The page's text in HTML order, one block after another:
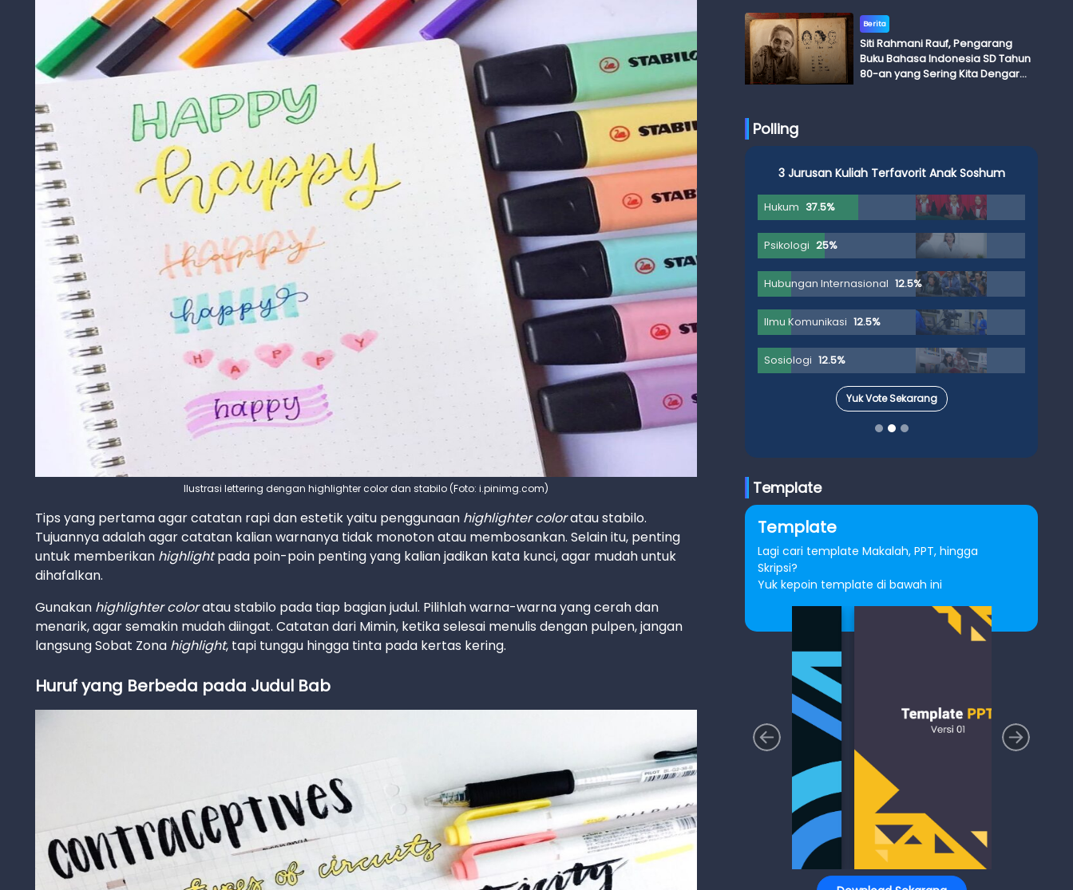
Ilustrasi lettering dengan highlighter color dan stabilo (Foto: i.pinimg.com)
Tips yang pertama agar catatan rapi dan estetik yaitu penggunaan highlighter coloratau stabilo.
Tujuannya adalah agar catatan kalian warnanya tidak monoton atau membosankan. Selain itu, penting
untuk memberikan highlightpada poin-poin penting yang kalian jadikan kata kunci, agar mudah untuk
dihafalkan.
Gunakan highlighter coloratau stabilo pada tiap bagian judul. Pilihlah warna-warna yang cerah dan
menarik, agar semakin mudah diingat. Catatan dari Mimin, ketika selesai menulis dengan pulpen, jangan
langsung Sobat Zona highlight, tapi tunggu hingga tinta pada kertas kering.
Huruf yang Berbeda pada Judul Bab
Berita
Siti Rahmani Rauf, Pengarang
Buku Bahasa Indonesia SD Tahun
80-an yang Sering Kita Dengar
Polling
3 Jurusan Kuliah Terfavorit Anak Soshum
Hukum 37.5%
Psikologi 25%
Hubungan Internasional 12.5%
Ilmu Komunikasi 12.5%
Sosiologi 12.5%
Yuk Vote Sekarang
Template
Template
Lagi cari template Makalah, PPT, hingga
Skripsi?
Yuk kepoin template di bawah ini